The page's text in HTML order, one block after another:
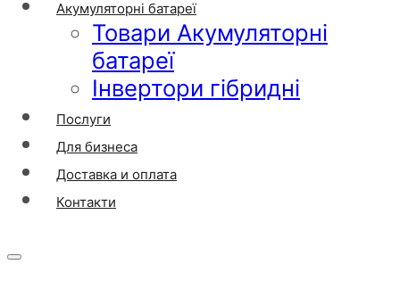
Акумуляторні батареї
Товари Акумуляторні
батареї
Інвертори гібридні
Послуги
Для бизнеса
Доставка и оплата
Контакти